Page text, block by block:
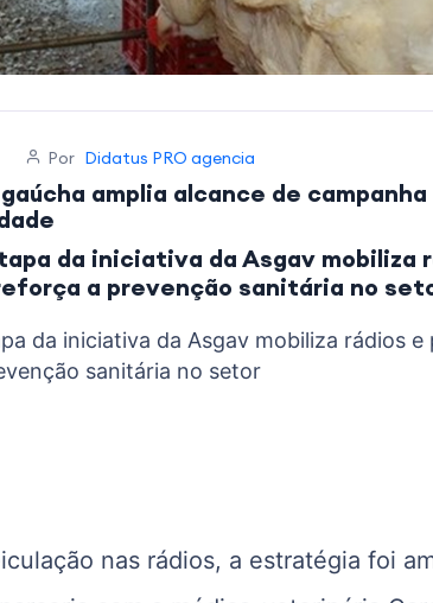
Por Didatus PRO agencia
amplia alcance de campanha
da iniciativa da Asgav mobiliza
a prevenção sanitária no
da iniciativa da Asgav mobiliza rádios
sanitária no setor
nas rádios, a estratégia foi